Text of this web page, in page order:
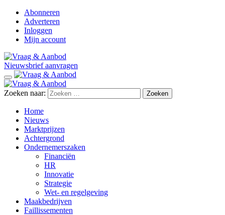
Abonneren
Adverteren
Inloggen
Mijn account
Nieuwsbrief aanvragen
Zoeken naar:
Home
Nieuws
Marktprijzen
Achtergrond
Ondernemerszaken
Financiën
HR
Innovatie
Strategie
Wet- en regelgeving
Maakbedrijven
Faillissementen